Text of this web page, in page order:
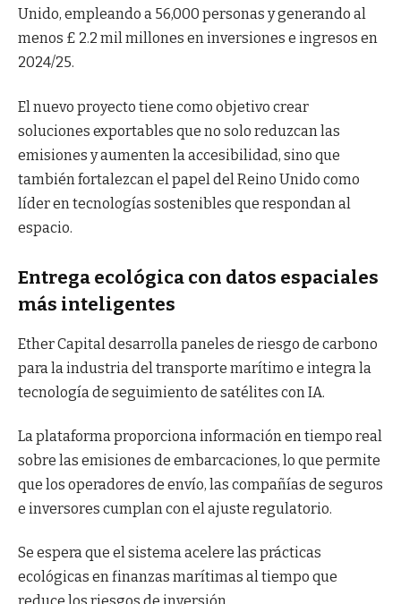
Unido, empleando a 56,000 personas y generando al
menos £ 2.2 mil millones en inversiones e ingresos en
2024/25.
El nuevo proyecto tiene como objetivo crear
soluciones exportables que no solo reduzcan las
emisiones y aumenten la accesibilidad, sino que
también fortalezcan el papel del Reino Unido como
líder en tecnologías sostenibles que respondan al
espacio.
Entrega ecológica con datos espaciales
más inteligentes
Ether Capital desarrolla paneles de riesgo de carbono
para la industria del transporte marítimo e integra la
tecnología de seguimiento de satélites con IA.
La plataforma proporciona información en tiempo real
sobre las emisiones de embarcaciones, lo que permite
que los operadores de envío, las compañías de seguros
e inversores cumplan con el ajuste regulatorio.
Se espera que el sistema acelere las prácticas
ecológicas en finanzas marítimas al tiempo que